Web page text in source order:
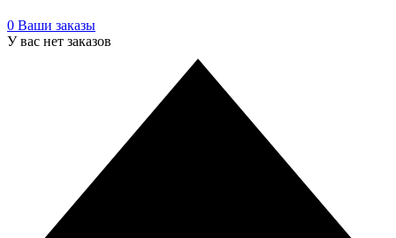
0 Ваши заказы
У вас нет заказов